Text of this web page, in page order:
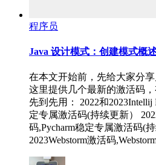
程序员
Java 设计模式：创建模式概
在本文开始前，先给大家分
这里提供几个最新的激活码
先到先用： 2022和
定专属激活码(持续更新）
码,Pycharm稳定专属激活码(
2023Webstorm激活码